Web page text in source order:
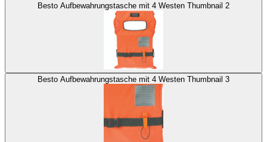
Besto Aufbewahrungstasche mit 4 Westen Thumbnail 2
Besto Aufbewahrungstasche mit 4 Westen Thumbnail 3